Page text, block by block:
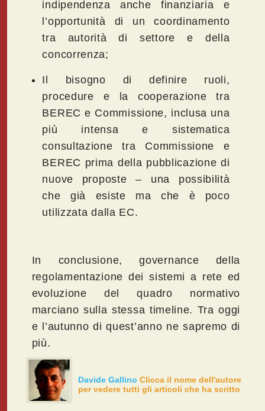
indipendenza anche finanziaria e
l’opportunità di un coordinamento
tra autorità di settore e della
concorrenza;
Il bisogno di definire ruoli,
procedure e la cooperazione tra
BEREC e Commissione, inclusa una
più intensa e sistematica
consultazione tra Commissione e
BEREC prima della pubblicazione di
nuove proposte – una possibilità
che già esiste ma che è poco
utilizzata dalla EC.
In conclusione, governance della
regolamentazione dei sistemi a rete ed
evoluzione del quadro normativo
marciano sulla stessa timeline. Tra oggi
e l’autunno di quest’anno ne sapremo di
più.
Davide Gallino Clicca il nome dell'autore
per vedere tutti gli articoli che ha scritto